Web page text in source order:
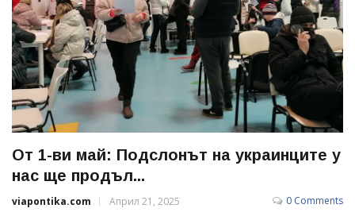
От 1-ви май: Подслонът на украинците у
нас ще продъл...
viapontika.com Април 21, 2025 0 Comments